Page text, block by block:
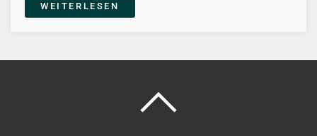
WEITERLESEN